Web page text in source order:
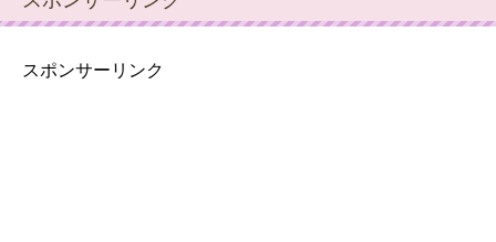
スポンサーリンク